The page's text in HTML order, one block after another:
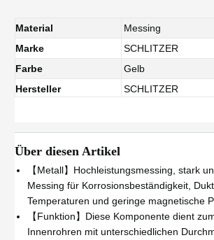
Material
Messing
Marke
SCHLITZER
Farbe
Gelb
Hersteller
SCHLITZER
Über diesen Artikel
【Metall】Hochleistungsmessing, stark
Messing für Korrosionsbeständigkeit,
Temperaturen und geringe magnetische
【Funktion】Diese Komponente dient
Innenrohren mit unterschiedlichen